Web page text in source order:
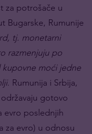
za potrošače u
Bugarske, Rumunije
tj. monetarni
razmenjuju po
kupovne moći jedne
. Rumunija i Srbija,
gotovo
evro poslednjih
za evro) u odnosu